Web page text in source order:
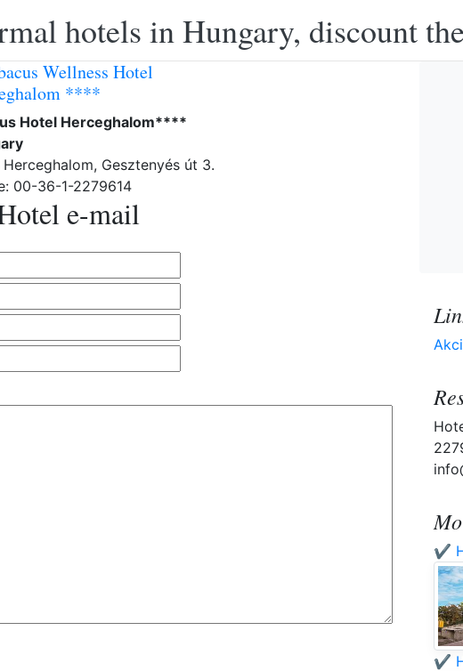
hotels in Hungary, discount
Wellness Hotel
****
Hotel Herceghalom****
Gesztenyés út 3.
00-36-1-2279614
e-mail
✔️
✔️